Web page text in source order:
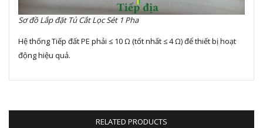
Sơ đồ Lắp đặt Tủ Cắt Lọc Sét 1 Pha
Hệ thống Tiếp đất PE phải ≤ 10 Ω (tốt nhất ≤ 4 Ω) để thiết bị hoạt
động hiệu quả.
RELATED PRODUCTS